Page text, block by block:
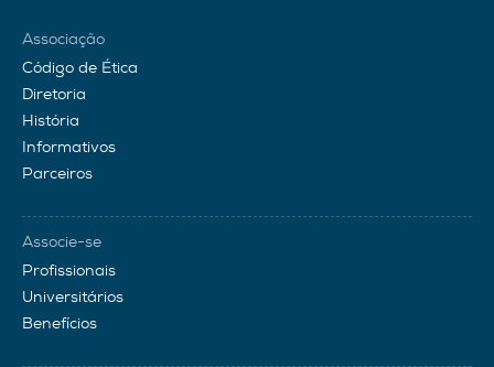
Associação
Código de Ética
Diretoria
História
Informativos
Parceiros
Associe-se
Profissionais
Universitários
Benefícios